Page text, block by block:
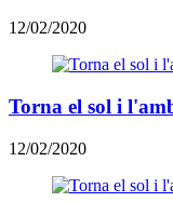
12/02/2020
Torna el sol i
12/02/2020